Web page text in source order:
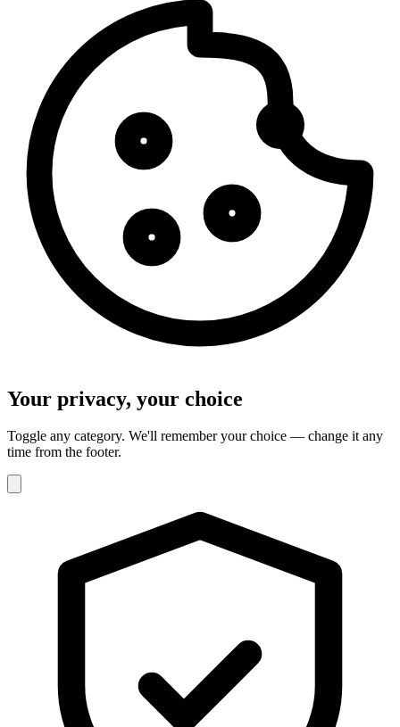
Your privacy, your choice
Toggle any category. We'll remember your choice — change it any
time from the footer.